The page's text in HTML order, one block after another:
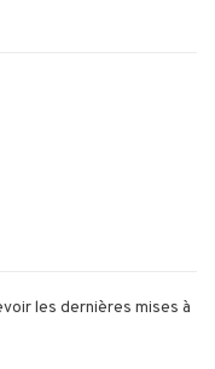
les dernières mises à